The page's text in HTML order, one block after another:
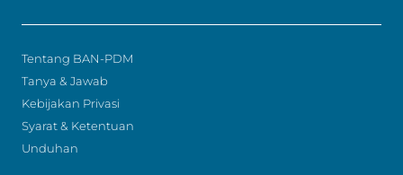
Tentang BAN-PDM
Tanya & Jawab
Kebijakan Privasi
Syarat & Ketentuan
Unduhan